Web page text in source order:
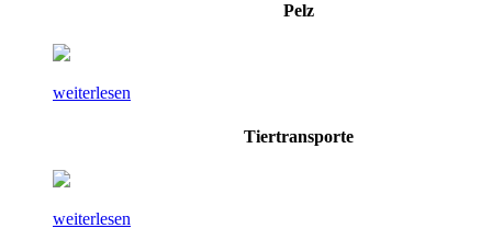
Pelz
weiterlesen
Tiertransporte
weiterlesen